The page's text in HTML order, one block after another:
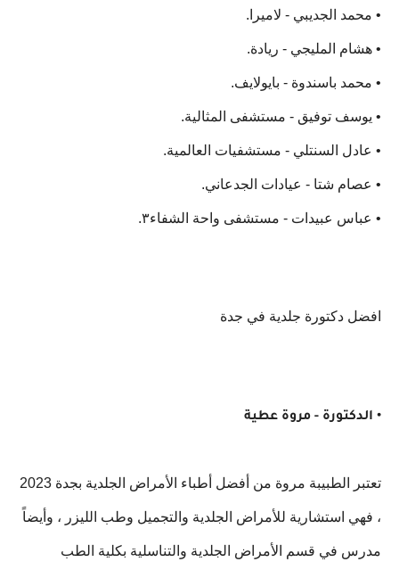
‏• محمد الجديبي - لاميرا.
‏• هشام المليجي - ريادة.
‏• محمد باسندوة - بايولايف.
‏• يوسف توفيق - مستشفى المثالية.
‏• عادل السنتلي - مستشفيات العالمية.
‏• عصام شتا - عيادات الجدعاني.
‏• عباس عبيدات - مستشفى واحة الشفاء٣.
افضل دكتورة جلدية في جدة
• الدكتورة - مروة عطية
تعتبر الطبيبة مروة من أفضل أطباء الأمراض الجلدية بجدة 2023
، فهي استشارية للأمراض الجلدية والتجميل وطب الليزر ، وأيضاً
مدرس في قسم الأمراض الجلدية والتناسلية بكلية الطب